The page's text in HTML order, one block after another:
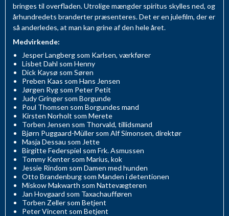
bringes til overfladen. Utrolige mængder spiritus skylles ned, og
århundredets branderter præsenteres. Det er en julefilm, der er
så anderledes, at man kan grine af den hele året.
Medvirkende:
Jesper Langberg som Karlsen, værkfører
Lisbet Dahl som Henny
Dick Kaysø som Søren
Preben Kaas som Hans Jensen
Jørgen Ryg som Peter Petit
Judy Gringer som Borgunde
Poul Thomsen som Borgundes mand
Kirsten Norholt som Merete
Torben Jensen som Thorvald, tillidsmand
Bjørn Puggaard-Müller som Alf Simonsen, direktør
Masja Dessau som Jette
Birgitte Federspiel som Frk. Asmussen
Tommy Kenter som Marius, kok
Jessie Rindom som Damen med hunden
Otto Brandenburg som Manden i detentionen
Miskow Makwarth som Nattevægteren
Jan Hovgaard som Taxachaufføren
Torben Zeller som Betjent
Peter Vincent som Betjent